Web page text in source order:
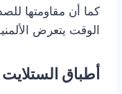
كما أن مقاومتها
الوقت يتعرض
أطباق